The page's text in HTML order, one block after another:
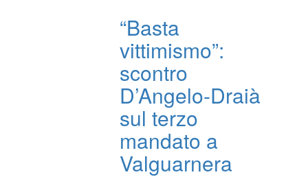
“Basta
vittimismo”:
scontro
D’Angelo-Draià
sul terzo
mandato a
Valguarnera